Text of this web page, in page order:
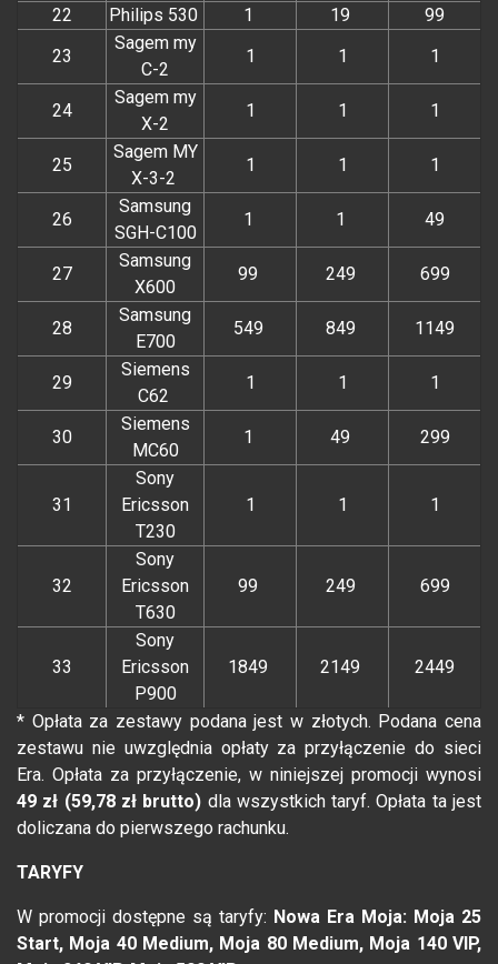
22
Philips 530 1 19
99
23
Sagem my
C-2
1 1 1
24
Sagem my
X-2
1 1 1
25
Sagem MY
X-3-2
1 1 1
26
Samsung
SGH-C100
1 1 49
27
Samsung
X600
99 249 699
28
Samsung
E700
549 849 1149
29
Siemens
C62
1 1 1
30
Siemens
MC60
1 49 299
31
Sony
Ericsson
T230
1 1 1
32
Sony
Ericsson
T630
99 249 699
33
Sony
Ericsson
P900
1849 2149 2449
* Opłata za zestawy podana jest w złotych. Podana cena
zestawu nie uwzględnia opłaty za przyłączenie do sieci
Era. Opłata za przyłączenie, w niniejszej promocji wynosi
49 zł (59,78 zł brutto) dla wszystkich taryf. Opłata ta jest
doliczana do pierwszego rachunku.
TARYFY
W promocji dostępne są taryfy: Nowa Era Moja: Moja 25
Start, Moja 40 Medium, Moja 80 Medium, Moja 140 VIP,